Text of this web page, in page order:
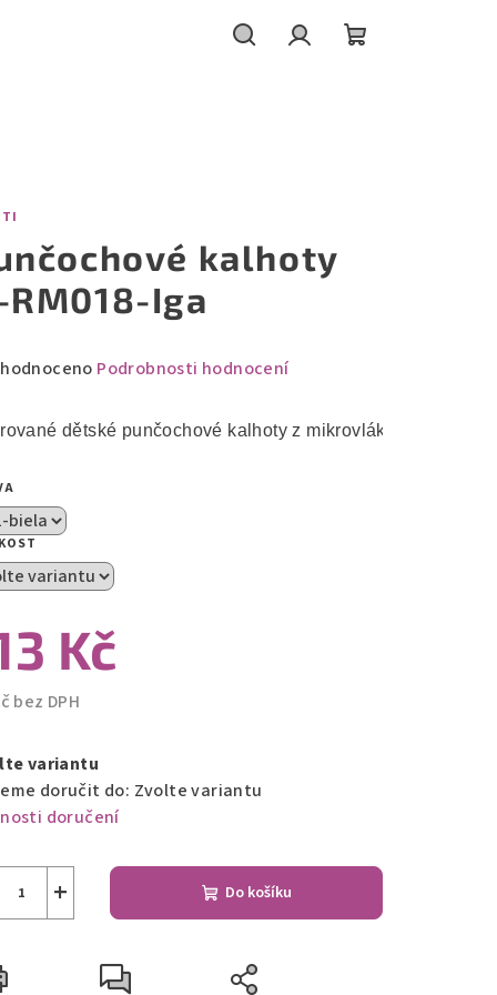
kalhoty
RM018-Iga
Podrobnosti hodnocení
dětské punčochové kalhoty z mikrovlákna s
Kč
bez DPH
variantu
doručit do: Zvolte variantu
doručení
+ Do košíku